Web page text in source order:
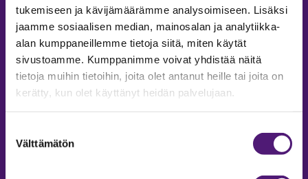
tukemiseen ja kävijämäärämme analysoimiseen. Lisäksi
jaamme sosiaalisen median, mainosalan ja analytiikka-
alan kumppaneillemme tietoja siitä, miten käytät
sivustoamme. Kumppanimme voivat yhdistää näitä
tietoja muihin tietoihin, joita olet antanut heille tai joita on
kerätty, kun olet käyttänyt heidän palvelujaan.
valinta
Välttämätön
Puh:020 755 9970
Email:sappee@sappee.fi